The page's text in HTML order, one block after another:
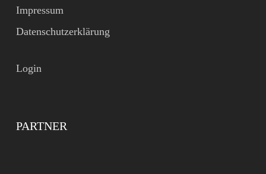
Impressum
Datenschutzerklärung
Login
PARTNER